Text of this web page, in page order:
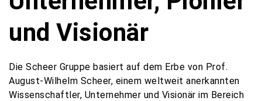
und Visionär
Die Scheer Gruppe basiert auf dem Erbe von Prof.
August-Wilhelm Scheer, einem weltweit anerkannten
Wissenschaftler, Unternehmer und Visionär im Bereich